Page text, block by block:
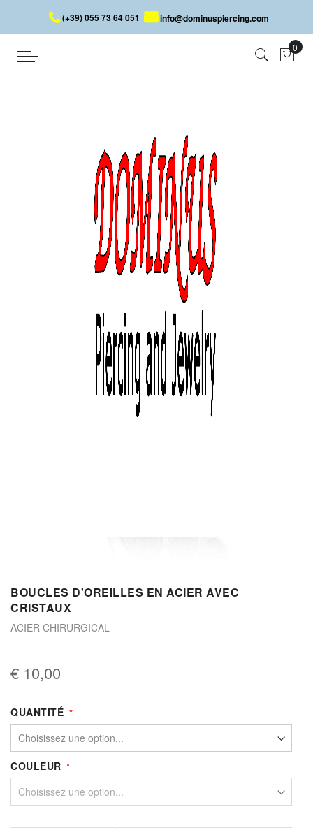
(+39) 055 73 64 051 info@dominuspiercing.com
BOUCLES D'OREILLES EN ACIER
AVEC CRISTAUX
BOUCLES D'OREILLES EN ACIER AVEC CRISTAUX
BOUCLES D'OREILLES EN ACIER AVEC
CRISTAUX
ACIER CHIRURGICAL
€ 10,00
QUANTITÉ
COULEUR